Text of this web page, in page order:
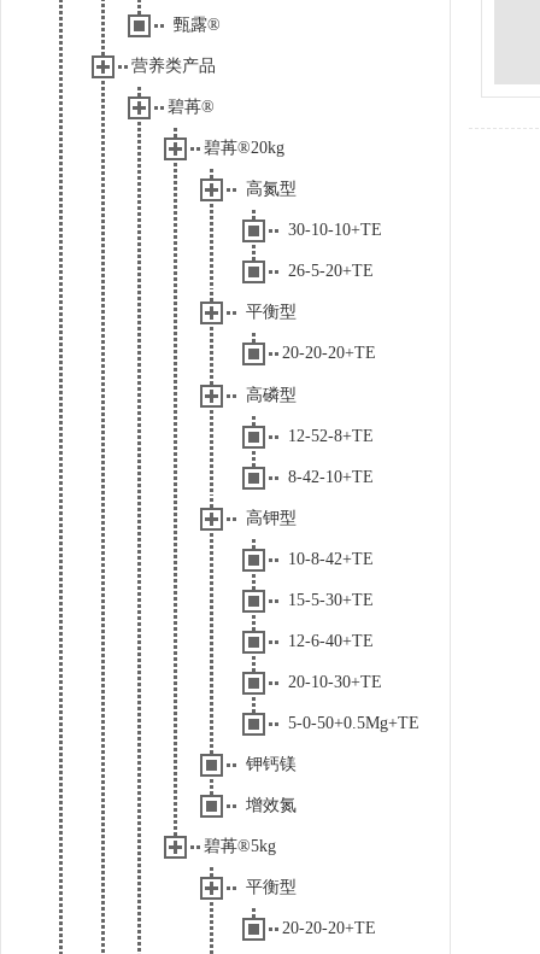
甄露®
营养类产品
碧苒®
碧苒®20kg
高氮型
30-10-10+TE
26-5-20+TE
平衡型
20-20-20+TE
高磷型
12-52-8+TE
8-42-10+TE
高钾型
10-8-42+TE
15-5-30+TE
12-6-40+TE
20-10-30+TE
5-0-50+0.5Mg+TE
钾钙镁
增效氮
碧苒®5kg
平衡型
20-20-20+TE